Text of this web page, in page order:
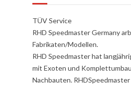
TÜV Service
RHD Speedmaster Germany
Fabrikaten/Modellen.
RHD Speedmaster hat
mit Exoten und
Nachbauten.